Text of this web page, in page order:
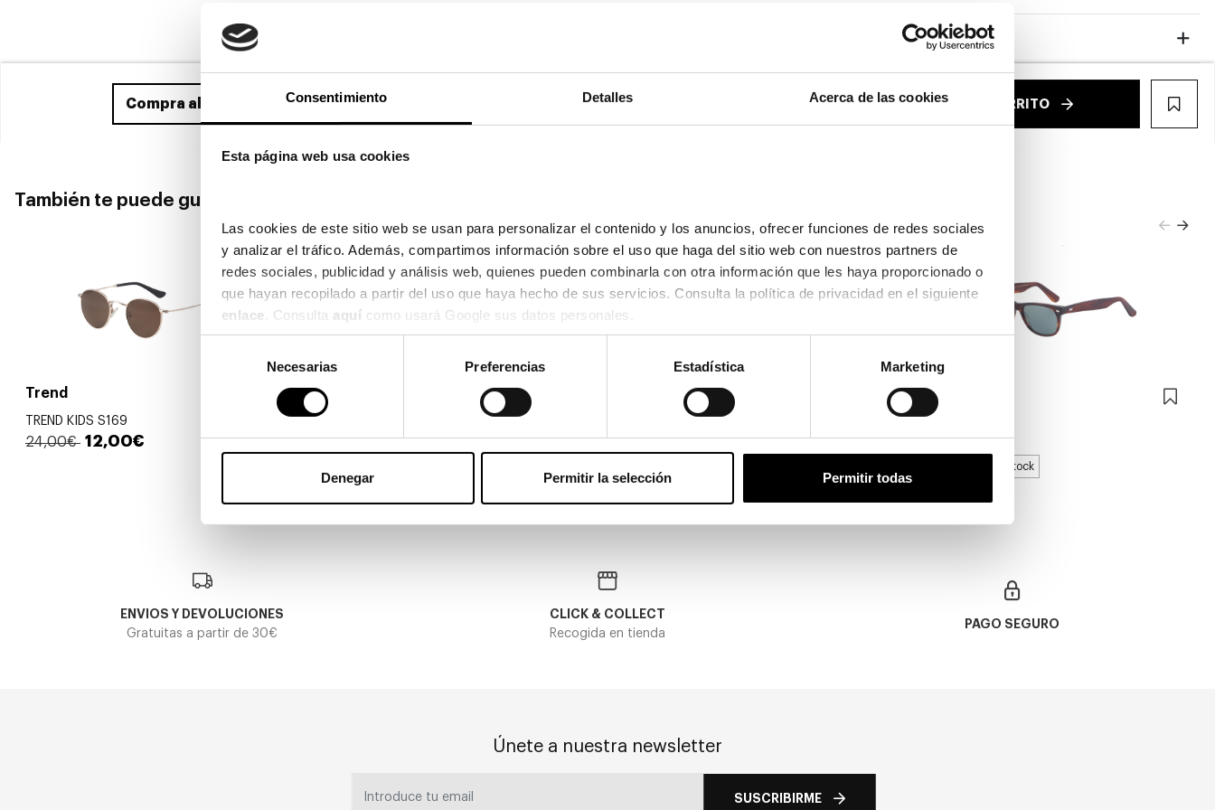
Consentimiento Detalles Acerca de las cookies
Esta página web usa cookies
Las cookies de este sitio web se usan para personalizar el contenido y los anuncios, ofrecer funciones de redes sociales
y analizar el tráfico. Además, compartimos información sobre el uso que haga del sitio web con nuestros partners de
redes sociales, publicidad y análisis web, quienes pueden combinarla con otra información que les haya proporcionado o
enlace . Consulta aquí como usará Google sus datos personales.
consentimiento
Necesarias Preferencias Estadística Marketing
Denegar Permitir la selección Permitir todas
Compra ahora y recíbelo entre el 24/08/2026 y el 26/08/2026 12,00€ AÑADIR AL CARRITO
También te puede gustar
Trend
TREND KIDS S169
24,00€ 12,00€
Trend
32,00€ 32,00€
Trend
32,00€
En Stock
ENVIOS Y DEVOLUCIONES
Gratuitas a partir de 30€
CLICK & COLLECT
Recogida en tienda
PAGO SEGURO
Únete a nuestra newsletter
SUSCRIBIRME